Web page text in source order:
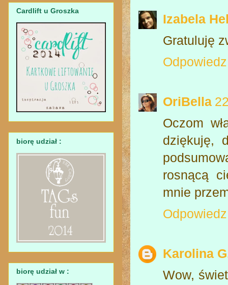
Izabela
Gratuluję
Odpowiedz
OriBella
Oczom
dziękuję,
rosnącą
mnie
Odpowiedz
Karolina
Wow,
Cardlift u Groszka
biorę udział :
biorę udział w :